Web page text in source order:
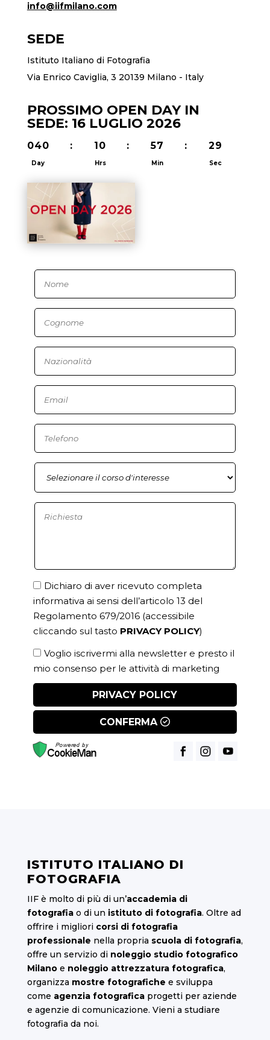
info@iifmilano.com
SEDE
Istituto Italiano di Fotografia
Via Enrico Caviglia, 3 20139 Milano - Italy
PROSSIMO OPEN DAY IN
SEDE: 16 LUGLIO 2026
040
Day
: 10
Hrs
: 57
Min
: 29
Sec
Dichiaro di aver ricevuto completa
informativa ai sensi dell’articolo 13 del
Regolamento 679/2016 (accessibile
cliccando sul tasto PRIVACY POLICY)
Voglio iscrivermi alla newsletter e presto il
mio consenso per le attività di marketing
PRIVACY POLICY
CONFERMA
ISTITUTO ITALIANO DI
FOTOGRAFIA
IIF è molto di più di un’accademia di
fotografiao di un istituto di fotografia. Oltre ad
offrire i migliori corsi di fotografia
professionale nella propria scuola di fotografia,
offre un servizio di noleggio studio fotografico
Milano e noleggio attrezzatura fotografica,
organizza mostre fotografiche e sviluppa
come agenzia fotograficaprogetti per aziende
e agenzie di comunicazione. Vieni a studiare
fotografia da noi.